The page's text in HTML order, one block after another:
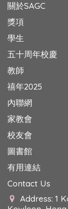
關於SAGC
獎項
學生
五十周年校慶
教師
禧年2025
內聯網
家教會
校友會
圖書館
有用連結
Contact Us
Address: 1